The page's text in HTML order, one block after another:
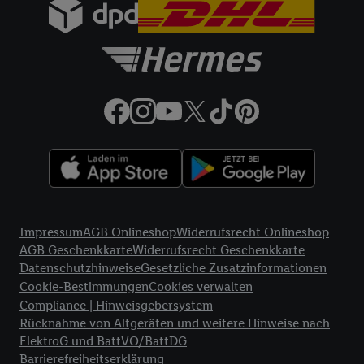
Digital Deutschland GmbH & Co. KG, Bonfelder Straße 2,
74206 Bad Wimpfen.
Lidl Plus Versandkostenfrei-Coupon:
Versandkostenfrei-Coupon gilt nur für Lidl Plus Nutzer bei
den in der Lidl Plus App vorgegebenen
Mindestbestellwert auf die im Warenkorb befindlichen Artikel
Mindestbestellwert angegeben ist, beträgt der
Mindestbestellwert 79 €. Sollte der jeweils geltende
Mindestbestellwert nachträglich in Folge einer Teilretoure
Rechnung zu stellen. Coupon wird nach Aktivierung
automatisch im Bestellprozess, sofern mit Lidl Plus Konto im
Onlineshop angemeldet, abgezogen. Gilt nicht für Lidl Fotos,
Lidl Reisen, Lidl Connect, Bücher & Medien. Nicht auf
Lieferzuschlag anwendbar. Keine Barauszahlung. Für bereits
getätigte Einkäufe ist das Angebot nicht gültig. Angebote auf
lidl.derichten sich ausschließlich an Endkunden mit
ImpressumAGB OnlineshopWiderrufsrecht Onlineshop
AGB GeschenkkarteWiderrufsrecht Geschenkkarte
DatenschutzhinweiseGesetzliche Zusatzinformationen
Cookie-BestimmungenCookies verwalten
Compliance | Hinweisgebersystem
Rücknahme von Altgeräten und weitere Hinweise nach
ElektroG und BattVO/BattDG
Barrierefreiheitserklärung